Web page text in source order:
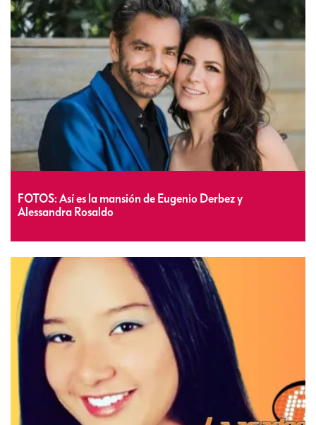
FOTOS: Así es la mansión de Eugenio Derbez y
Alessandra Rosaldo